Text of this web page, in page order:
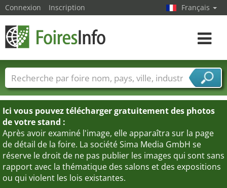
Ici vous pouvez télécharger gratuitement des photos
de votre stand :
Après avoir examiné l'image, elle apparaîtra sur la page
de détail de la foire. La société Sima Media GmbH se
réserve le droit de ne pas publier les images qui sont sans
rapport avec la thématique des salons et des expositions
ou qui violent les lois existantes.
Connexion Inscription Français
Toggle
Foire noms Pays Villes
Secteurs de foire
Secteurs du fournisseur de services